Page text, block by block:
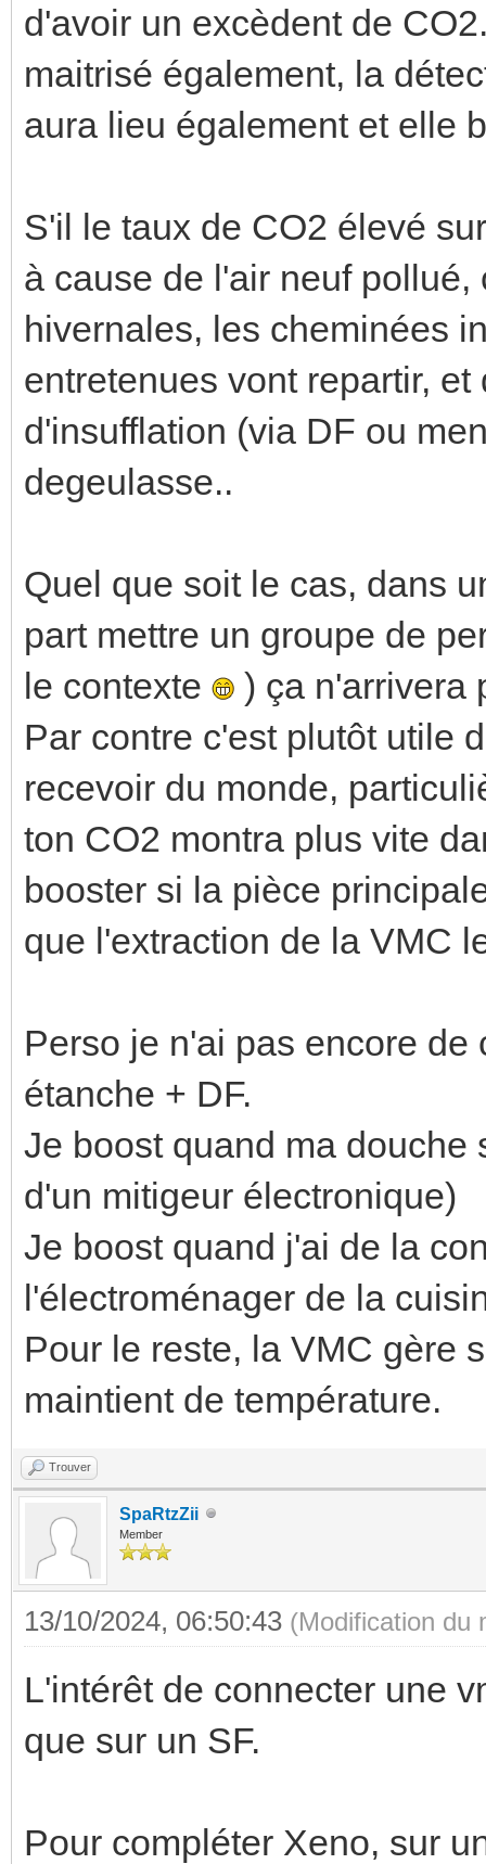
d'avoir un excèdent de
maitrisé également, la
aura lieu également et elle
S'il le taux de CO2 élevé
à cause de l'air neuf
hivernales, les cheminées
entretenues vont repartir,
d'insufflation (via DF ou
degeulasse..
Quel que soit le cas, dans
part mettre un groupe de
le contexte
) ça n'arrivera
Par contre c'est plutôt utile
recevoir du monde,
ton CO2 montra plus vite
booster si la pièce
que l'extraction de la VMC
Perso je n'ai pas encore
étanche + DF.
Je boost quand ma douche
d'un mitigeur électronique)
Je boost quand j'ai de la
l'électroménager de la
Pour le reste, la VMC gère
maintient de température.
Trouver
SpaRtzZii
Member
13/10/2024, 06:50:43 (Modification du
L'intérêt de connecter une
que sur un SF.
Pour compléter Xeno, sur